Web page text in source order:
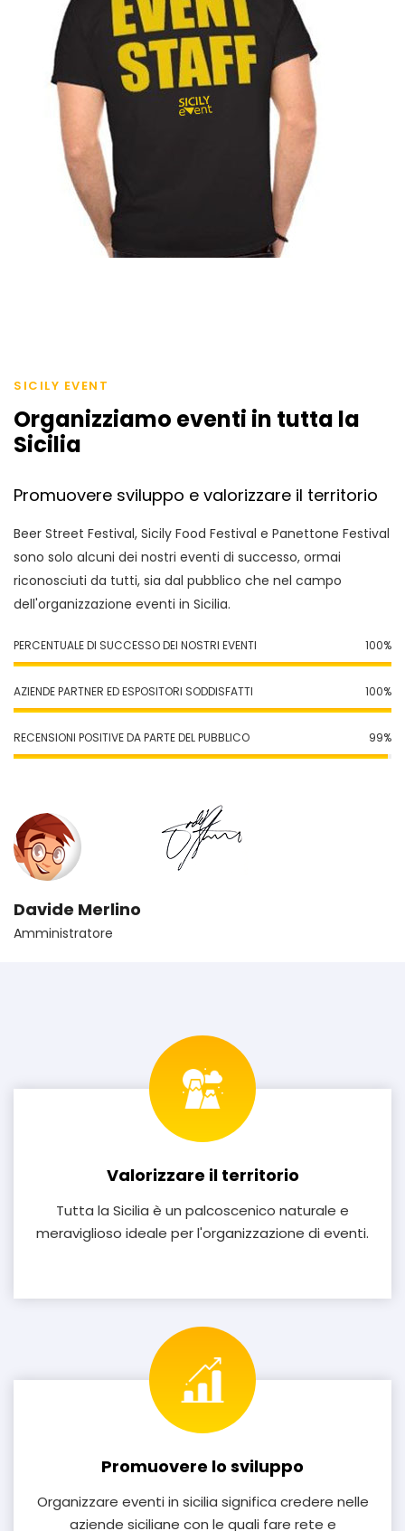
SICILY EVENT
Organizziamo eventi in tutta la
Sicilia
Promuovere sviluppo e valorizzare il territorio
Beer Street Festival, Sicily Food Festival e Panettone Festival
sono solo alcuni dei nostri eventi di successo, ormai
riconosciuti da tutti, sia dal pubblico che nel campo
dell'organizzazione eventi in Sicilia.
PERCENTUALE DI SUCCESSO DEI NOSTRI EVENTI 100%
AZIENDE PARTNER ED ESPOSITORI SODDISFATTI 100%
RECENSIONI POSITIVE DA PARTE DEL PUBBLICO 99%
Davide Merlino
Amministratore
Valorizzare il territorio
Tutta la Sicilia è un palcoscenico naturale e
meraviglioso ideale per l'organizzazione di eventi.
Promuovere lo sviluppo
Organizzare eventi in sicilia significa credere nelle
aziende siciliane con le quali fare rete e